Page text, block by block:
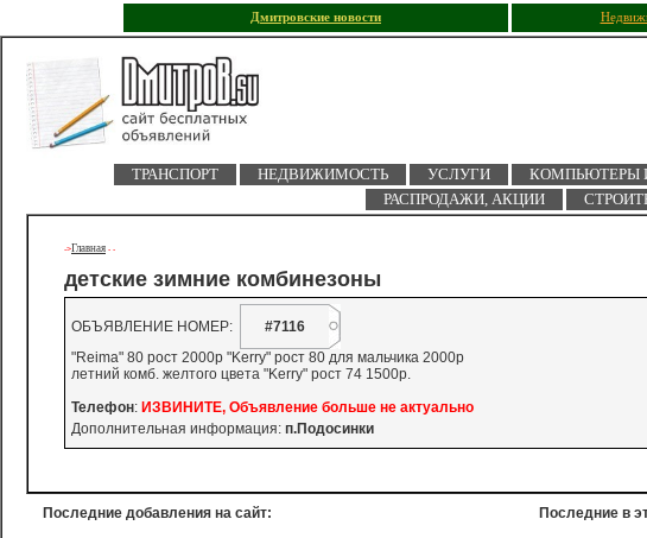
Дмитровские новости
ТРАНСПОРТ НЕДВИЖИМОСТЬ УСЛУГИ КОМПЬЮТЕРЫ
РАСПРОДАЖИ, АКЦИИ
->Главная - -
детские зимние комбинезоны
ОБЪЯВЛЕНИЕ НОМЕР:
#7116
"Reima" 80 рост 2000р "Kerry" рост 80 для мальчика 2000р
летний комб. желтого цвета "Kerry" рост 74 1500р.
Телефон: ИЗВИНИТЕ, Объявление больше не актуально
Дополнительная информация: п.Подосинки
Последние добавления на сайт: Последние в